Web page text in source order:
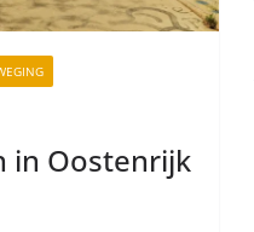
in Oostenrijk